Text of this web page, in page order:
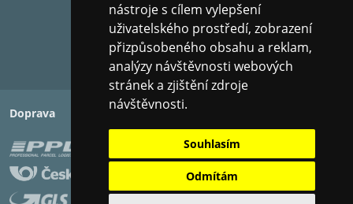
nástroje s cílem vylepšení
uživatelského prostředí, zobrazení
přizpůsobeného obsahu a reklam,
analýzy návštěvnosti webových
stránek a zjištění zdroje
návštěvnosti.
Souhlasím
Odmítám
Doprava Platba